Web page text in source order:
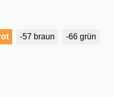
-57 braun -66 grün